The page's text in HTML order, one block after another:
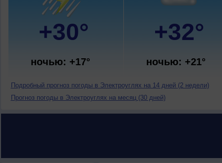
+30°
ночью: +17°
+32°
ночью: +21°
Подробный прогноз погоды в Электроуглях на 14 дней (2 недели)
Прогноз погоды в Электроуглях на месяц (30 дней)